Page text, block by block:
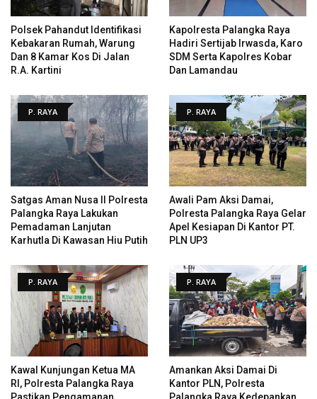
Polsek Pahandut Identifikasi
Kebakaran Rumah, Warung
Dan 8 Kamar Kos Di Jalan
R.A. Kartini
Kapolresta Palangka Raya
Hadiri Sertijab Irwasda, Karo
SDM Serta Kapolres Kobar
Dan Lamandau
P. RAYA
Satgas Aman Nusa II Polresta
Palangka Raya Lakukan
Pemadaman Lanjutan
Karhutla Di Kawasan Hiu Putih
P. RAYA
Awali Pam Aksi Damai,
Polresta Palangka Raya Gelar
Apel Kesiapan Di Kantor PT.
PLN UP3
P. RAYA
Kawal Kunjungan Ketua MA
RI, Polresta Palangka Raya
Pastikan Pengamanan
P. RAYA
Amankan Aksi Damai Di
Kantor PLN, Polresta
Palangka Raya Kedepankan